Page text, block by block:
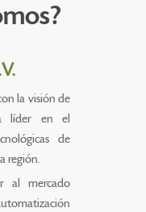
la visión de
líder en el
de
región.
al mercado